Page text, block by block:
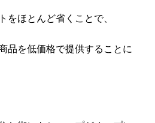
をほとんど省くことで、
品を低価格で提供することに